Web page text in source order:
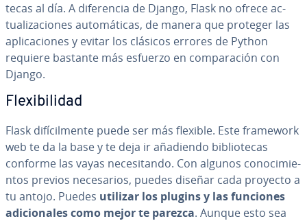
te­cas al día. A di­fe­re­n­cia de Django, Flask no ofrece ac­
tua­li­za­cio­nes au­to­má­ti­cas, de manera que proteger las
apli­ca­cio­nes y evitar los clásicos errores de Python
requiere bastante más esfuerzo en co­m­pa­ra­ción con
Django.
Fle­xi­bi­li­dad
Flask di­fí­ci­l­me­n­te puede ser más flexible. Este framework
web te da la base y te deja ir añadiendo bi­blio­te­cas
conforme las vayas ne­ce­si­ta­n­do. Con algunos co­no­ci­mie­
n­tos previos ne­ce­sa­rios, puedes diseñar cada proyecto a
tu antojo. Puedes utilizar los plugins y las funciones
adi­cio­na­les como mejor te parezca. Aunque esto sea